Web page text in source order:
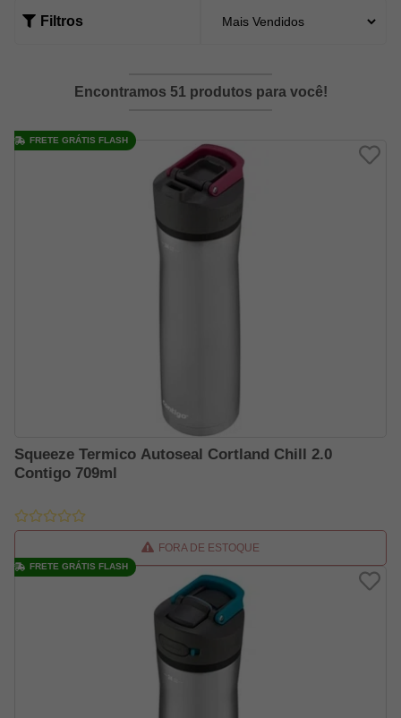
Filtros
Encontramos 51 produtos para você!
Squeeze Termico Autoseal Cortland Chill 2.0
Contigo 709ml
FORA DE ESTOQUE
FRETE GRÁTIS FLASH
FRETE GRÁTIS FLASH